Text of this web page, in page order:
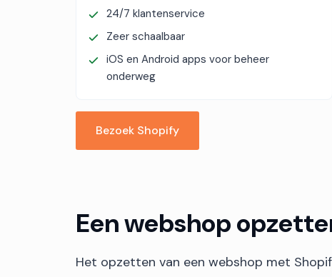
24/7 klantenservice
Zeer schaalbaar
iOS en Android apps voor beheer
onderweg
Bezoek Shopify
Een webshop
Het opzetten van een webshop met